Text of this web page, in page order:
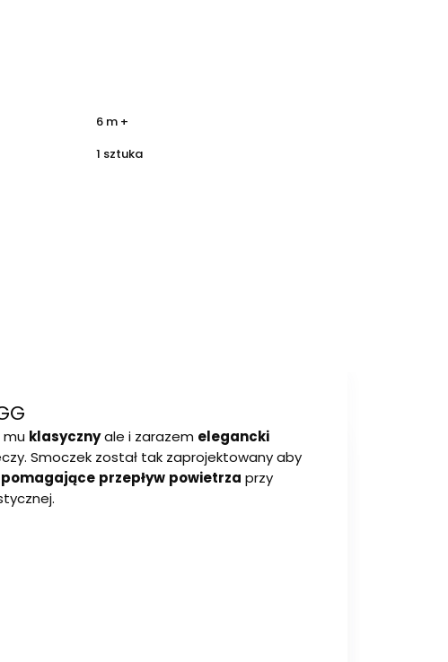
6 m +
1 sztuka
klasycznyale i zarazem elegancki
Smoczek został tak zaprojektowany aby
przepływ powietrza przy